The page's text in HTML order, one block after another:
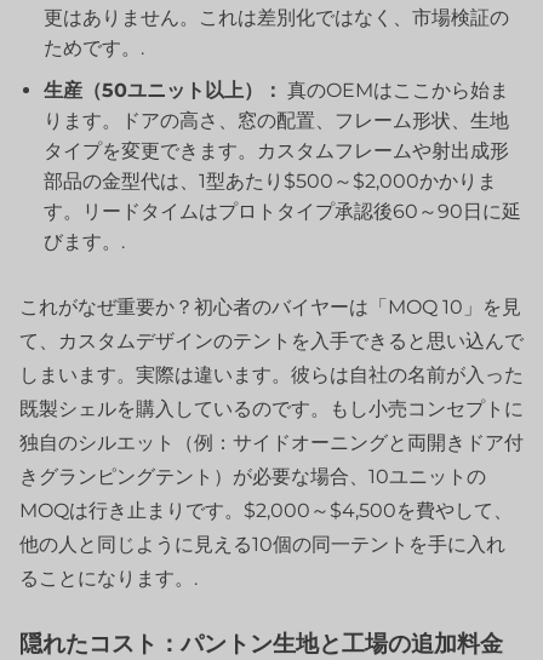
更はありません。これは差別化ではなく、市場検証の
ためです。.
生産（50ユニット以上）： 真のOEMはここから始ま
ります。ドアの高さ、窓の配置、フレーム形状、生地
タイプを変更できます。カスタムフレームや射出成形
部品の金型代は、1型あたり$500～$2,000かかりま
す。リードタイムはプロトタイプ承認後60～90日に延
びます。.
これがなぜ重要か？初心者のバイヤーは「MOQ 10」を見
て、カスタムデザインのテントを入手できると思い込んで
しまいます。実際は違います。彼らは自社の名前が入った
既製シェルを購入しているのです。もし小売コンセプトに
独自のシルエット（例：サイドオーニングと両開きドア付
きグランピングテント）が必要な場合、10ユニットの
MOQは行き止まりです。$2,000～$4,500を費やして、
他の人と同じように見える10個の同一テントを手に入れ
ることになります。.
隠れたコスト：パントン生地と工場の追加料金